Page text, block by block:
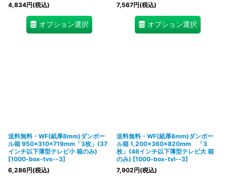
4,834円(税込)
オプション選択
7,567円(税込)
オプション選択
送料無料・WF(紙厚8mm)ダンボー
ル箱 950×310×719mm「3枚」(37
インチ以下薄型テレビ小 箱のみ)
[1000-box-tvs--3]
6,286円(税込)
送料無料・WF(紙厚8mm)ダンボー
ル箱 1,200×360×820mm 「3
枚」(46インチ以下薄型テレビ大 箱
のみ) [1000-box-tvl--3]
7,902円(税込)